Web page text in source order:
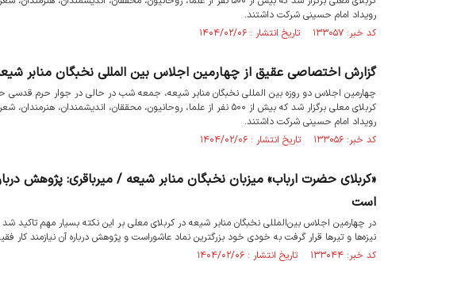
رویداد امام حسینی شرکت داشتند.
کد خبر: ۱۳۳۰۵۷ تاریخ انتشار : ۱۴۰۴/۰۲/۰۶
گزارش اختصاصی عقیق از چهارمین اجلاس بین المللی نخبگان منابر شیعه
چهارمین اجلاس دو روزه بین المللی نخبگان منابر شیعه، جمعه شب در حالی در جوار حرم قدسی
رویداد امام حسینی شرکت داشتند.
کد خبر: ۱۳۳۰۵۶ تاریخ انتشار : ۱۴۰۴/۰۲/۰۶
«کربلای حضرت ارباب» میزبان نخبگان منابر شیعه / میرباقری: پژوهش‌
است
در چهارمین اجلاس بین‌المللی نخبگان منابر شیعه در کربلای معلی بر این نکته بسیار مهم
نیزه‌ها و تیرها قرار گرفت به خودی خود بزرگترین نماد عاشوراست و پژوهش‌ درباره آن نیازمند کار
کد خبر: ۱۳۳۰۴۴ تاریخ انتشار : ۱۴۰۴/۰۲/۰۶